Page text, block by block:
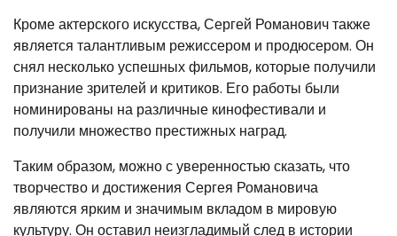
Кроме актерского искусства, Сергей Романович также
является талантливым режиссером и продюсером. Он
снял несколько успешных фильмов, которые получили
признание зрителей и критиков. Его работы были
номинированы на различные кинофестивали и
получили множество престижных наград.
Таким образом, можно с уверенностью сказать, что
творчество и достижения Сергея Романовича
являются ярким и значимым вкладом в мировую
культуру. Он оставил неизгладимый след в истории